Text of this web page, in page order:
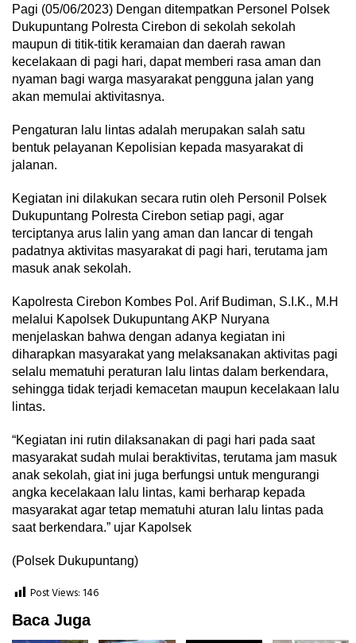
Pagi (05/06/2023) Dengan ditempatkan Personel Polsek
Dukupuntang Polresta Cirebon di sekolah sekolah
maupun di titik-titik keramaian dan daerah rawan
kecelakaan di pagi hari, dapat memberi rasa aman dan
nyaman bagi warga masyarakat pengguna jalan yang
akan memulai aktivitasnya.
Pengaturan lalu lintas adalah merupakan salah satu
bentuk pelayanan Kepolisian kepada masyarakat di
jalanan.
Kegiatan ini dilakukan secara rutin oleh Personil Polsek
Dukupuntang Polresta Cirebon setiap pagi, agar
terciptanya arus lalin yang aman dan lancar di tengah
padatnya aktivitas masyarakat di pagi hari, terutama jam
masuk anak sekolah.
Kapolresta Cirebon Kombes Pol. Arif Budiman, S.I.K., M.H
melalui Kapolsek Dukupuntang AKP Nuryana
menjelaskan bahwa dengan adanya kegiatan ini
diharapkan masyarakat yang melaksanakan aktivitas pagi
selalu mematuhi peraturan lalu lintas dalam berkendara,
sehingga tidak terjadi kemacetan maupun kecelakaan lalu
lintas.
“Kegiatan ini rutin dilaksanakan di pagi hari pada saat
masyarakat sudah mulai beraktivitas, terutama jam masuk
anak sekolah, giat ini juga berfungsi untuk mengurangi
angka kecelakaan lalu lintas, kami berharap kepada
masyarakat agar tetap mematuhi aturan lalu lintas pada
saat berkendara.” ujar Kapolsek
(Polsek Dukupuntang)
Post Views: 146
Baca Juga